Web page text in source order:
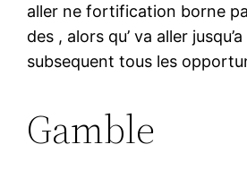
aller ne fortification borne
des , alors qu’ va aller
subsequent tous les
Gamble